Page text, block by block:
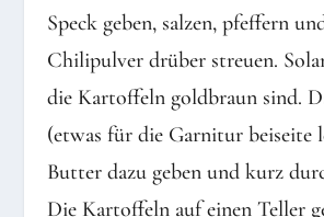
Speck geben, salzen, pfeffern
Chilipulver drüber streuen.
die Kartoffeln goldbraun sind.
(etwas für die Garnitur beiseite
Butter dazu geben und kurz
Die Kartoffeln auf einen Teller